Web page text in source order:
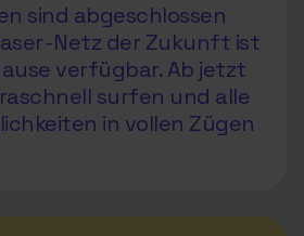
sind abgeschlossen
Netz der Zukunft ist
verfügbar. Ab jetzt
surfen und alle
in vollen Zügen